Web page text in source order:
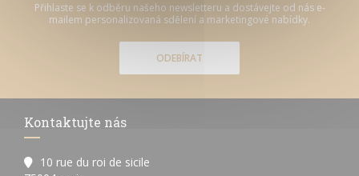
Přihlaste se k odběru našeho newsletteru a dostávejte od nás e-
mailem personalizovaná sdělení a marketingové nabídky.
ODEBÍRAT
Kontaktujte nás
10 rue du roi de sicile